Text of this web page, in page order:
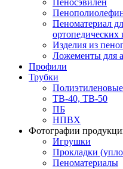
Пеносэвилен
Пеноматериал
ортопедических
Изделия из
Ложементы для
Профили
Трубки
Полиэтиленовые
ТВ-40, ТВ-50
ПБ
НПВХ
Фотографии
Игрушки
Прокладки
Пеноматериалы